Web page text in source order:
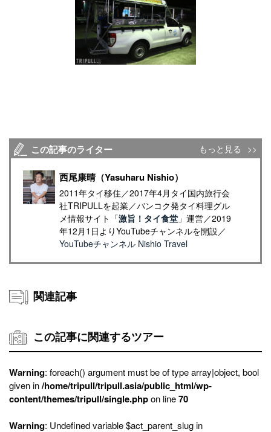
この記事のライター もっと見る
西尾康晴（Yasuharu Nishio）
2011年タイ移住／2017年4月タイ国内旅行会
社TRIPULLを起業／バンコク発タイ料理グル
メ情報サイト「激旨！タイ食堂」運営／2019
年12月1日よりYouTubeチャンネルを開設／
YouTubeチャンネル Nishio Travel
関連記事
この記事に関連するツアー
Warning: foreach() argument must be of type array|object, bool
given in/home/tripull/tripull.asia/public_html/wp-
content/themes/tripull/single.phpon line70
Warning: Undefined variable $act_parent_slug in